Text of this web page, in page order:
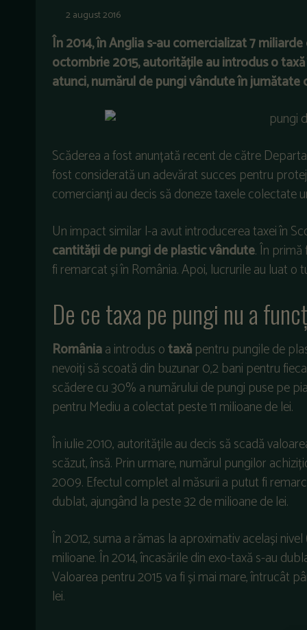
2 august 2016
În 2014, în Anglia s-au comercializat 7
octombrie 2015, autoritățile au introdus o
atunci, numărul de pungi vândute în
Scăderea a fost anunțată recent de către
fost considerată un adevărat succes pentru
comercianți au decis să doneze taxele colectate
Un impact similar l-a avut introducerea taxei în
cantității de pungi de plastic vândute. În
fi remarcat și în România. Apoi, lucrurile au luat o
De ce taxa pe pungi nu a
Româniaa introdus otaxăpentru pungile de
nevoiți să scoată din buzunar 0,2 bani pentru
scădere cu 30% a numărului de pungi puse pe
pentru Mediu a colectat peste 11 milioane de lei.
În iulie 2010, autoritățile au decis să scadă
scăzut, însă. Prin urmare, numărul pungilor
2009. Efectul complet al măsurii a putut fi
dublat, ajungând la peste 32 de milioane de lei.
În 2012, suma a rămas la aproximativ același
milioane. În 2014, încasările din exo-taxă s-au
Valoarea pentru 2015 va fi și mai mare, întrucât
lei.